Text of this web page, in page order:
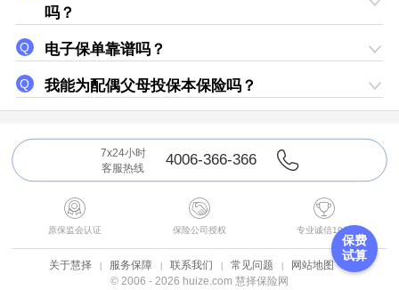
吗？
电子保单靠谱吗？
我能为配偶父母投保本保险吗？
7x24小时
客服热线
4006-366-366

原保监会认证

保险公司授权

专业诚信19年
关于慧择 服务保障 联系我们 常见问题 网站地图
© 2006 - 2026 huize.com 慧择保险网
保费
试算